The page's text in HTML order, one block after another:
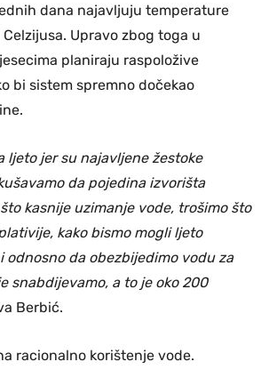
dana najavljuju temperature
Upravo zbog toga u
planiraju raspoložive
bi sistem spremno dočekao
ljeto jer su najavljene žestoke
da pojedina izvorišta
kasnije uzimanje vode, trošimo što
kako bismo mogli ljeto
odnosno da obezbijedimo vodu za
snabdijevamo, a to je oko 200
Berbić.
racionalno korištenje vode.